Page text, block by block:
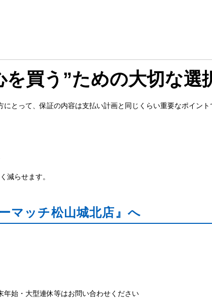
買う”ための大切な選
とって、保証の内容は支払い計画と同じくらい重要なポイント
減らせます。
マッチ松山城北店』へ
・大型連休等はお問い合わせください